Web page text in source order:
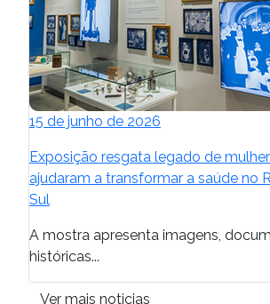
15 de junho de 2026
Exposição resgata legado de
ajudaram a transformar a saúde no
Sul
A mostra apresenta imagens,
históricas...
Ver mais noticias